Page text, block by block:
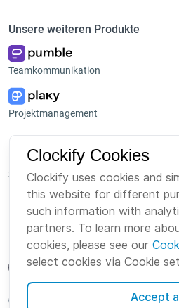
Unsere weiteren Produkte
Teamkommunikation
Projektmanagement
Plattform
Suite
Bundle
Marketplace
Clockify Cookies
Clockify uses cookies and
this website for different
such information with
partners. To learn more
cookies, please see our
select cookies via Cookie
Accept